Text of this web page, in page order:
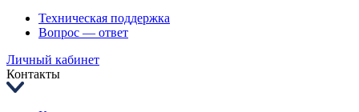
Техническая поддержка
Вопрос — ответ
Личный кабинет
Контакты